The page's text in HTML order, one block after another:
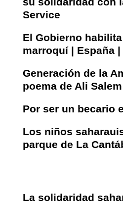
Service
El Gobierno
marroquí | España |
Generación de la
poema de Ali
Por ser un becario
Los niños
parque de La
La solidaridad